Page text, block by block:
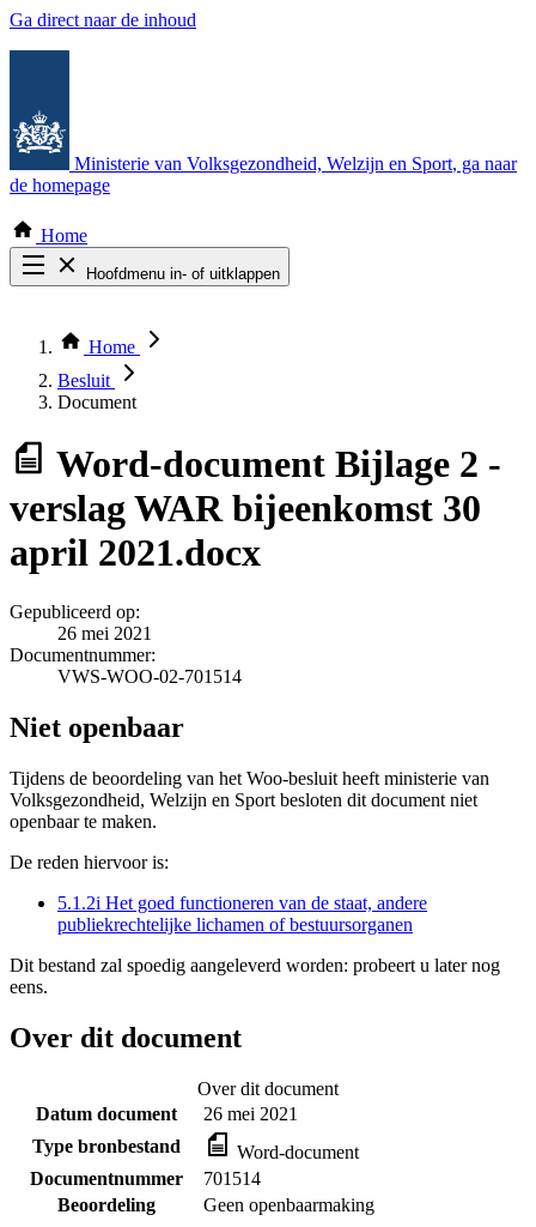
Ga direct naar de inhoud
Ministerie van Volksgezondheid, Welzijn en Sport, ga naar
de homepage
Home
Hoofdmenu in- of uitklappen
Thema COVID-19
Bekijk per bestuursorgaan
Home
Besluit
Document
Word-document Bijlage 2 -
verslag WAR bijeenkomst 30
april 2021.docx
Gepubliceerd op:
26 mei 2021
Documentnummer:
VWS-WOO-02-701514
Niet openbaar
Tijdens de beoordeling van het Woo-besluit heeft ministerie van
Volksgezondheid, Welzijn en Sport besloten dit document niet
openbaar te maken.
De reden hiervoor is:
5.1.2i Het goed functioneren van de staat, andere
publiekrechtelijke lichamen of bestuursorganen
Dit bestand zal spoedig aangeleverd worden: probeert u later nog
eens.
Over dit document
Over dit document
Datum document
26 mei 2021
Type bronbestand
Word-document
Documentnummer
701514
Beoordeling
Geen openbaarmaking